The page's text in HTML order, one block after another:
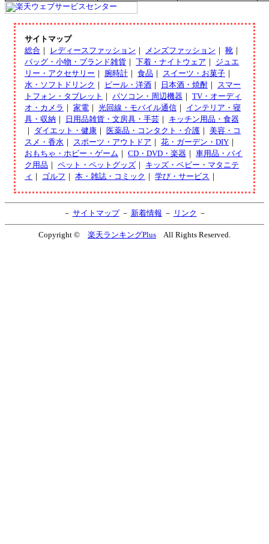
サイトマップ
総合 ｜ レディースファッション ｜ メンズファッション ｜ 靴 ｜
バッグ・小物・ブランド雑貨 ｜ 下着・ナイトウェア ｜ ジュエ
リー・アクセサリー ｜ 腕時計 ｜ 食品 ｜ スイーツ・お菓子 ｜
水・ソフトドリンク ｜ ビール・洋酒 ｜ 日本酒・焼酎 ｜ スマー
トフォン・タブレット
｜ パソコン・周辺機器 ｜ TV・オーディ
オ・カメラ ｜ 家電 ｜ 光回線・モバイル通信 ｜ インテリア・寝
具・収納 ｜ 日用品雑貨・文房具・手芸 ｜ キッチン用品・食器
｜ ダイエット・健康 ｜ 医薬品・コンタクト・介護 ｜ 美容・コ
スメ・香水 ｜ スポーツ・アウトドア ｜ 花・ガーデン・DIY ｜
おもちゃ・ホビー・ゲーム ｜ CD・DVD・楽器 ｜ 車用品・バイ
ク用品 ｜ ペット・ペットグッズ ｜ キッズ・ベビー・マタニテ
ィ ｜ ゴルフ ｜ 本・雑誌・コミック ｜ 学び・サービス ｜
－ サイトマップ－ 新着情報 － リンク －
Copyright © 楽天ランキングPlus All Rights Reserved.